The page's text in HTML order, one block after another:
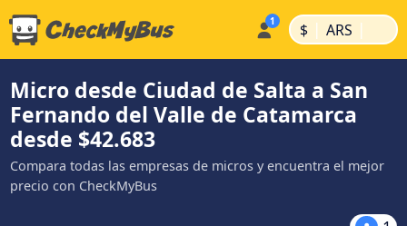
$ | ARS |
Micro desde Ciudad de Salta a San
Fernando del Valle de Catamarca
desde $42.683
Compara todas las empresas de micros y encuentra el mejor
precio con CheckMyBus